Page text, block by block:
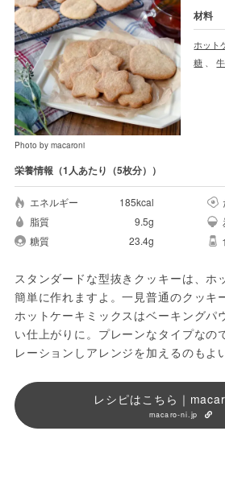
Photo by macaroni
材料
ホット
糖 、
栄養情報（1人あたり（5枚分））
エネルギー 185kcal
脂質
9.5g
糖質
23.4g
スタンダードな型抜きクッキーは、ホ
簡単に作れますよ。一見普通のクッキ
ホットケーキミックスはベーキングパ
い仕上がりに。プレーンなタイプなの
レーションしアレンジを加えるのもよ
レシピはこちら｜
macaro-ni.jp